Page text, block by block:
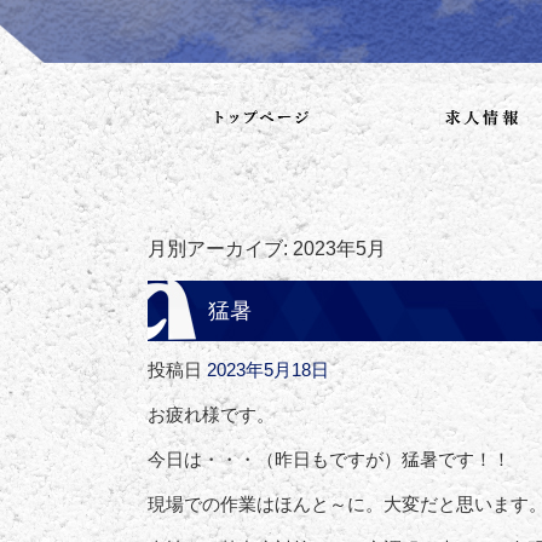
月別アーカイブ: 2023年5月
猛暑
投稿日 2023年5月18日
お疲れ様です。
今日は・・・（昨日もですが）猛暑です！！
現場での作業はほんと～に。大変だと思います